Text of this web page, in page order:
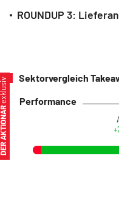
Sektorvergleich
Performance